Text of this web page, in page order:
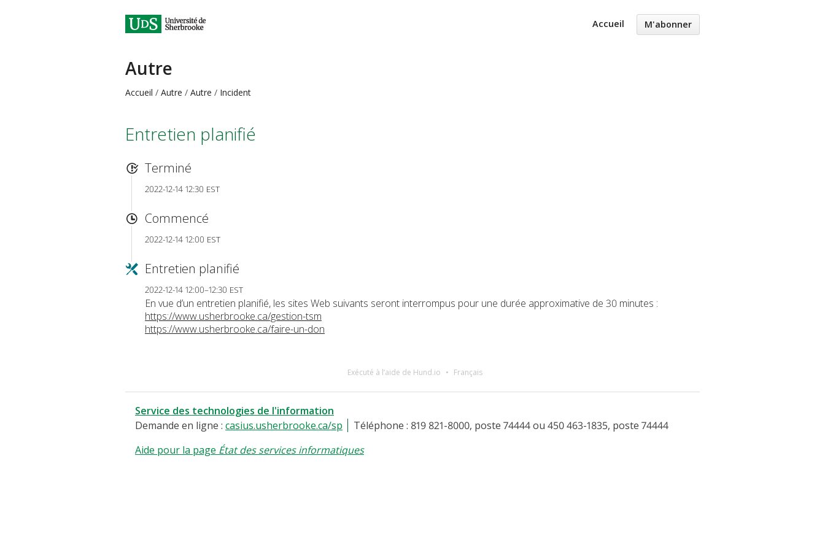
Accueil M'abonner
Autre
Accueil Autre Autre Incident
Entretien planifié
Terminé
2022-12-14 12:30 EST
Commencé
2022-12-14 12:00 EST
Entretien planifié
2022-12-14 12:00–12:30 EST
En vue d’un entretien planifié, les sites Web suivants seront interrompus pour une durée approximative de 30 minutes :
https://www.usherbrooke.ca/gestion-tsm
https://www.usherbrooke.ca/faire-un-don
Exécuté à l’aide de Hund.io Français
Service des technologies de l'information
Demande en ligne : casius.usherbrooke.ca/sp
Téléphone : 819 821-8000, poste 74444 ou 450 463-1835, poste 74444
Aide pour la page État des services informatiques